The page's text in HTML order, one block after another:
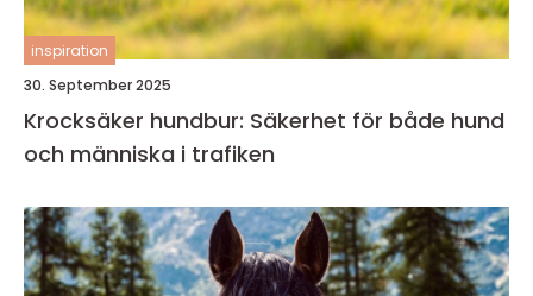
inspiration
30. September 2025
Krocksäker hundbur: Säkerhet för både hund
och människa i trafiken